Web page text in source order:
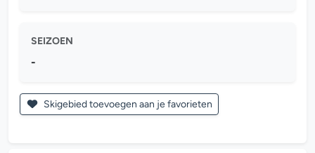
SEIZOEN
-
Skigebied toevoegen aan je favorieten